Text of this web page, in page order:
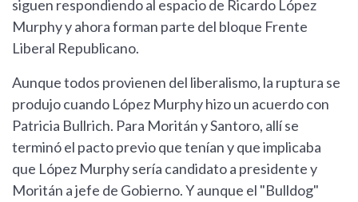
siguen respondiendo al espacio de Ricardo López
Murphy y ahora forman parte del bloque Frente
Liberal Republicano.
Aunque todos provienen del liberalismo, la ruptura se
produjo cuando López Murphy hizo un acuerdo con
Patricia Bullrich. Para Moritán y Santoro, allí se
terminó el pacto previo que tenían y que implicaba
que López Murphy sería candidato a presidente y
Moritán a jefe de Gobierno. Y aunque el "Bulldog"